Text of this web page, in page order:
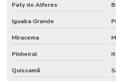
Paty do Alferes
Iguaba Grande
Miracema
Pinheiral
Quissamã